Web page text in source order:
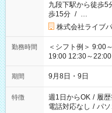
九段下駅から徒歩5
歩15分 / …
株式会社ライブ
勤務時間
＜シフト例＞ 9:00
19:00 12:30～22:00 上記の時間から好きな時間を選べます！ ※
時間は変更となる
期間 9月8日・9日
特徴 週1日からOK / 履
電話対応なし / パ